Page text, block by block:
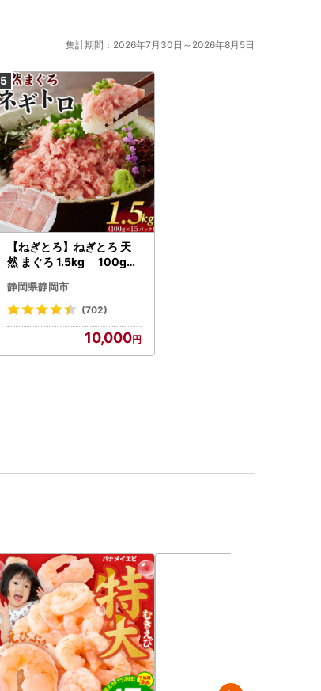
集計期間：2026年7月30日～2026年8月5日
【ねぎとろ】ねぎとろ 天
然 まぐろ 1.5kg 100g×1
静岡県静岡市
(702)
10,000